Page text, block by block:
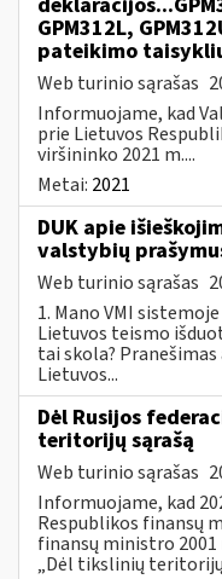
GPM312L,
pateikimo
Web turinio sąrašas
Informuojame, kad
prie Lietuvos
viršininko 2021 m....
Metai: 2021
DUK apie
valstybių
Web turinio sąrašas
1. Mano VMI
Lietuvos teismo
tai skola?
Lietuvos...
Dėl Rusijos
teritorijų sąrašą
Web turinio sąrašas
Informuojame, kad
Respublikos finansų
finansų ministro 2001
„Dėl tikslinių teritorijų